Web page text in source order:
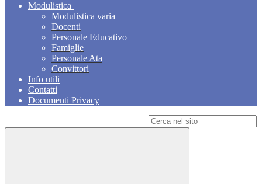
Modulistica
Modulistica varia
Docenti
Personale Educativo
Famiglie
Personale Ata
Convittori
Info utili
Contatti
Documenti Privacy